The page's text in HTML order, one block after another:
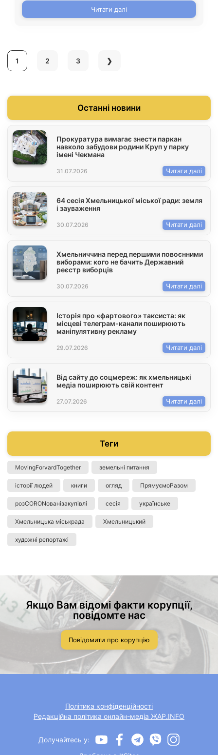
та чи є дефіцит, читайте у нашому матеріалі. “Ми не
зачинялися ні на один день” – Російське вторгнення в
Україну у лютому 2022 […]
Читати далі
1 2 3 ❯
Останні новини
Прокуратура вимагає знести паркан
навколо забудови родини Круп у парку
імені Чекмана
31.07.2026 Читати далі
64 сесія Хмельницької міської ради: земля
і зауваження
30.07.2026 Читати далі
Хмельниччина перед першими повоєнними
виборами: кого не бачить Державний
реєстр виборців
30.07.2026 Читати далі
Історія про «фартового» таксиста: як
місцеві телеграм-канали поширюють
маніпулятивну рекламу
29.07.2026 Читати далі
Від сайту до соцмереж: як хмельницькі
медіа поширюють свій контент
27.07.2026 Читати далі
Теги
MovingForvardTogether земельні питання
історії людей книги огляд ПрямуємоРазом
розCORONованізакупівлі сесія українське
Хмельницька міськрада Хмельницький
художні репортажі
Якщо Вам відомі факти корупції,
повідомте нас
Повідомити про корупцію
Політика конфіденційності
Редакційна політика онлайн-медіа ЖАР.INFO
Долучайтесь у: